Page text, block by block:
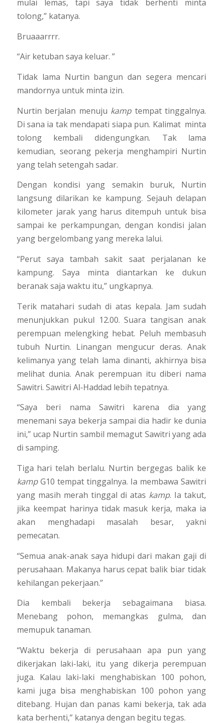
mulai lemas, tapi saya tidak berhenti minta
tolong,” katanya.
Bruaaarrrr.
“Air ketuban saya keluar. ”
Tidak lama Nurtin bangun dan segera mencari
mandornya untuk minta izin.
Nurtin berjalan menuju kamptempat tinggalnya.
Di sana ia tak mendapati siapa pun. Kalimat minta
tolong kembali didengungkan. Tak lama
kemudian, seorang pekerja menghampiri Nurtin
yang telah setengah sadar.
Dengan kondisi yang semakin buruk, Nurtin
langsung dilarikan ke kampung. Sejauh delapan
kilometer jarak yang harus ditempuh untuk bisa
sampai ke perkampungan, dengan kondisi jalan
yang bergelombang yang mereka lalui.
“Perut saya tambah sakit saat perjalanan ke
kampung. Saya minta diantarkan ke dukun
beranak saja waktu itu,” ungkapnya.
Terik matahari sudah di atas kepala. Jam sudah
menunjukkan pukul 12.00. Suara tangisan anak
perempuan melengking hebat. Peluh membasuh
tubuh Nurtin. Linangan mengucur deras. Anak
kelimanya yang telah lama dinanti, akhirnya bisa
melihat dunia. Anak perempuan itu diberi nama
Sawitri. Sawitri Al-Haddad lebih tepatnya.
“Saya beri nama Sawitri karena dia yang
menemani saya bekerja sampai dia hadir ke dunia
ini,” ucap Nurtin sambil memagut Sawitri yang ada
di samping.
Tiga hari telah berlalu. Nurtin bergegas balik ke
kampG10 tempat tinggalnya. Ia membawa Sawitri
yang masih merah tinggal di atas kamp. Ia takut,
jika keempat harinya tidak masuk kerja, maka ia
akan menghadapi masalah besar, yakni
pemecatan.
“Semua anak-anak saya hidupi dari makan gaji di
perusahaan. Makanya harus cepat balik biar tidak
kehilangan pekerjaan.”
Dia kembali bekerja sebagaimana biasa.
Menebang pohon, memangkas gulma, dan
memupuk tanaman.
“Waktu bekerja di perusahaan apa pun yang
dikerjakan laki-laki, itu yang dikerja perempuan
juga. Kalau laki-laki menghabiskan 100 pohon,
kami juga bisa menghabiskan 100 pohon yang
ditebang. Hujan dan panas kami bekerja, tak ada
kata berhenti,” katanya dengan begitu tegas.